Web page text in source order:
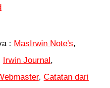
: MasIrwin Note's,
Irwin Journal,
, Catatan dari